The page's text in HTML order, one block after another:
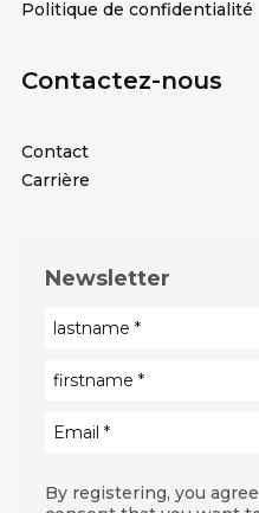
Politique de confidentialité
Contactez-nous
Contact
Carrière
Newsletter
By registering, you